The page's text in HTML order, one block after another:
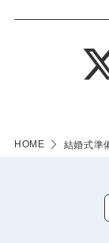
HOME 結婚式準